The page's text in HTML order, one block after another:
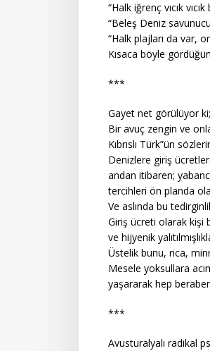
“Halk iğrenç vıcık
“Beleş Deniz
“Halk plajları da var,
Kısaca böyle
***
Gayet net görülüyor
Bir avuç zengin ve
Kıbrıslı Türk”ün
Denizlere giriş
andan itibaren;
tercihleri ön planda
Ve aslında bu
Giriş ücreti olarak kişi
ve hijyenik
Üstelik bunu, rica,
Mesele yoksullara
yaşararak hep
***
Avusturalyalı radikal